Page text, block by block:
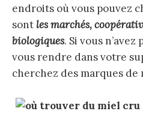
endroits où vous pouvez
sont les marchés,
biologiques. Si vous
vous rendre dans votre
cherchez des marques de